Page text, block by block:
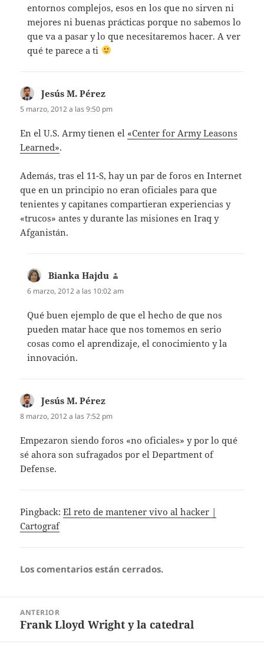
entornos complejos, esos en los que no sirven ni
mejores ni buenas prácticas porque no sabemos lo
que va a pasar y lo que necesitaremos hacer. A ver
qué te parece a ti
Jesús M. Pérez
5 marzo, 2012 a las 9:50 pm
En el U.S. Army tienen el «Center for Army Leasons
Learned».
Además, tras el 11-S, hay un par de foros en Internet
que en un principio no eran oficiales para que
tenientes y capitanes compartieran experiencias y
«trucos» antes y durante las misiones en Iraq y
Afganistán.
Bianka Hajdu
6 marzo, 2012 a las 10:02 am
Qué buen ejemplo de que el hecho de que nos
pueden matar hace que nos tomemos en serio
cosas como el aprendizaje, el conocimiento y la
innovación.
Jesús M. Pérez
8 marzo, 2012 a las 7:52 pm
Empezaron siendo foros «no oficiales» y por lo qué
sé ahora son sufragados por el Department of
Defense.
Pingback:El reto de mantener vivo al hacker |
Cartograf
Los comentarios están cerrados.
entradas
ANTERIOR
Entrada
Frank Lloyd Wright y la catedral